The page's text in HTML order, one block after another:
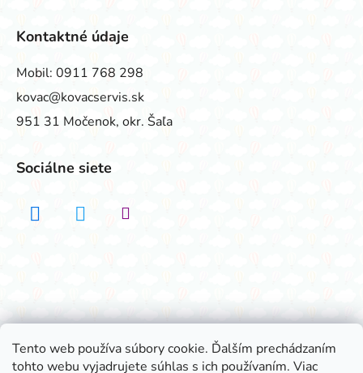
Tento web používa súbory cookie. Ďalším prechádzaním
tohto webu vyjadrujete súhlas s ich používaním. Viac
Kontaktné údaje
Mobil: 0911 768 298
kovac@kovacservis.sk
951 31 Močenok, okr. Šaľa
Sociálne siete